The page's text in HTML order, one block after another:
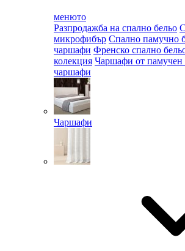
менюто
Разпродажба на спално бельо
микрофибър Спално памучно
чаршафи Френско спално
колекция Чаршафи от памучен
чаршафи
Чаршафи